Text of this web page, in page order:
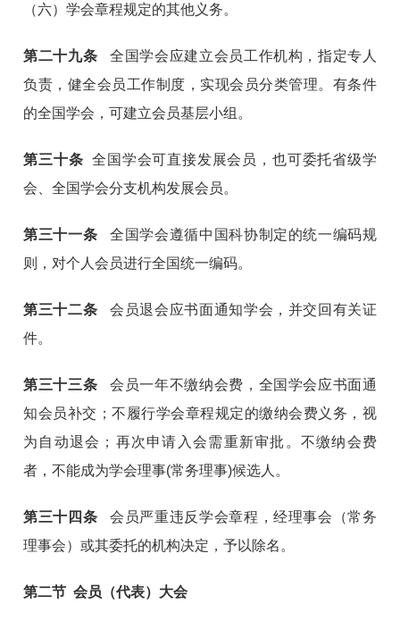
（六）学会章程规定的其他义务。
第二十九条 全国学会应建立会员工作机构，指定专人
负责，健全会员工作制度，实现会员分类管理。有条件
的全国学会，可建立会员基层小组。
第三十条 全国学会可直接发展会员，也可委托省级学
会、全国学会分支机构发展会员。
第三十一条 全国学会遵循中国科协制定的统一编码规
则，对个人会员进行全国统一编码。
第三十二条 会员退会应书面通知学会，并交回有关证
件。
第三十三条 会员一年不缴纳会费，全国学会应书面通
知会员补交；不履行学会章程规定的缴纳会费义务，视
为自动退会；再次申请入会需重新审批。不缴纳会费
者，不能成为学会理事(常务理事)候选人。
第三十四条 会员严重违反学会章程，经理事会（常务
理事会）或其委托的机构决定，予以除名。
第二节 会员（代表）大会